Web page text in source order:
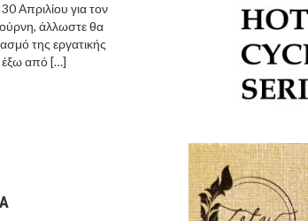
Απριλίου για τον
άλλωστε θα
της εργατικής
έξω από […]